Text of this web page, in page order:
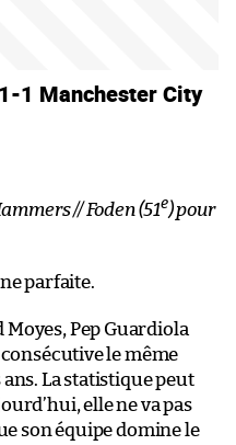
1 Manchester City
// Foden (51e) pour
parfaite.
Moyes, Pep Guardiola
le même
La statistique peut
elle ne va pas
son équipe domine le